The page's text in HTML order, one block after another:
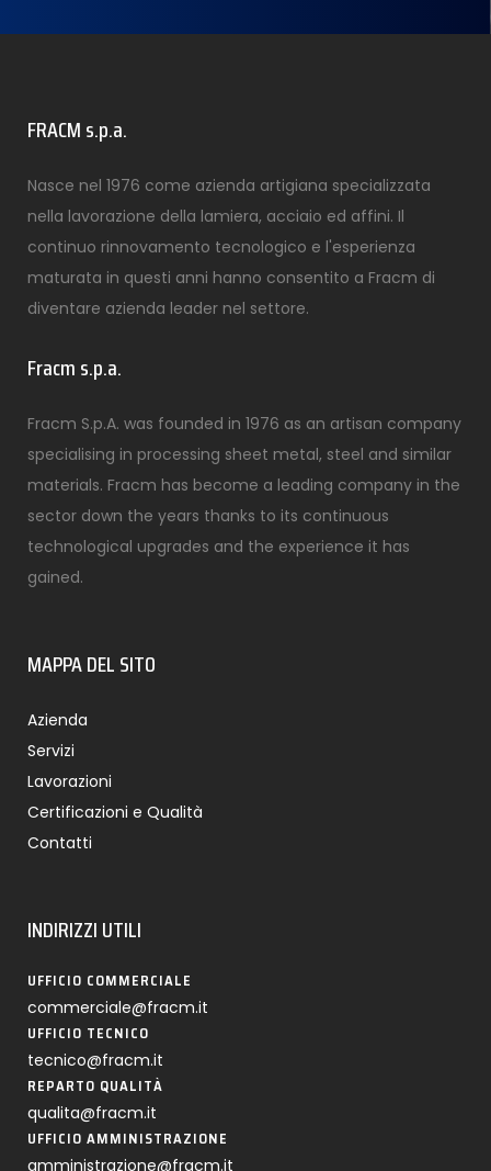
FRACM s.p.a.
Nasce nel 1976 come azienda artigiana specializzata
nella lavorazione della lamiera, acciaio ed affini. Il
continuo rinnovamento tecnologico e l'esperienza
maturata in questi anni hanno consentito a Fracm di
diventare azienda leader nel settore.
Fracm s.p.a.
Fracm S.p.A. was founded in 1976 as an artisan company
specialising in processing sheet metal, steel and similar
materials. Fracm has become a leading company in the
sector down the years thanks to its continuous
technological upgrades and the experience it has
gained.
MAPPA DEL SITO
Azienda
Servizi
Lavorazioni
Certificazioni e Qualità
Contatti
INDIRIZZI UTILI
UFFICIO COMMERCIALE
commerciale@fracm.it
UFFICIO TECNICO
tecnico@fracm.it
REPARTO QUALITÀ
qualita@fracm.it
UFFICIO AMMINISTRAZIONE
amministrazione@fracm.it